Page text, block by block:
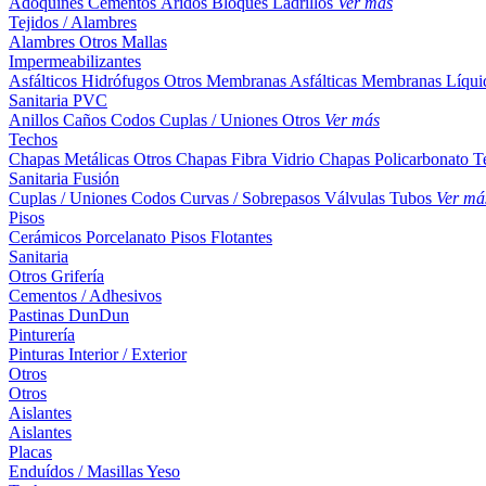
Tejidos / Alambres
Alambres Otros Mallas
Impermeabilizantes
Asfálticos Hidrófugos Otros Membranas Asfálticas Membranas
Sanitaria PVC
Anillos Caños Codos Cuplas / Uniones Otros Ver más
Techos
Chapas Metálicas Otros Chapas Fibra Vidrio Chapas Policarbonato
Sanitaria Fusión
Cuplas / Uniones Codos Curvas / Sobrepasos Válvulas Tubos Ver
Pisos
Cerámicos Porcelanato Pisos Flotantes
Sanitaria
Otros Grifería
Cementos / Adhesivos
Pastinas DunDun
Pinturería
Pinturas Interior / Exterior
Otros
Otros
Aislantes
Aislantes
Placas
Enduídos / MasillasYeso